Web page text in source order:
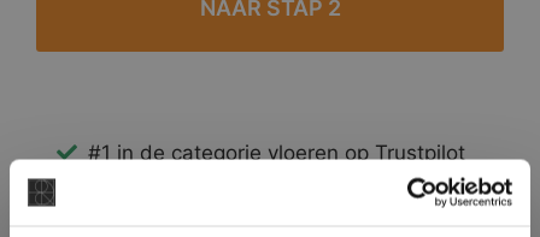
#1 in de categorie vloeren op Trustpilot
Binnen 24 uur een passende offerte